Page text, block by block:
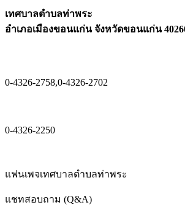
เทศบาลตำบลท่าพระ
อำเภอเมืองขอนแก่น จังหวัดขอนแก่น
0-4326-2758,0-4326-2702
0-4326-2250
แฟนเพจเทศบาลตำบลท่าพระ
แชทสอบถาม (Q&A)